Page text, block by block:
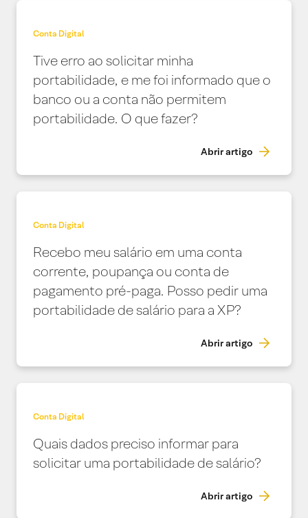
Conta Digital
Tive erro ao solicitar minha
portabilidade, e me foi informado que o
banco ou a conta não permitem
portabilidade. O que fazer?
Abrir artigo
Conta Digital
Recebo meu salário em uma conta
corrente, poupança ou conta de
pagamento pré-paga. Posso pedir uma
portabilidade de salário para a XP?
Abrir artigo
Conta Digital
Quais dados preciso informar para
solicitar uma portabilidade de salário?
Abrir artigo